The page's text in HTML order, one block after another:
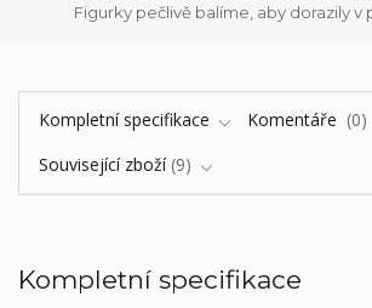
Figurky pečlivě balíme, aby dorazily v
Kompletní specifikace Komentáře
0
Související zboží 9
Kompletní specifikace